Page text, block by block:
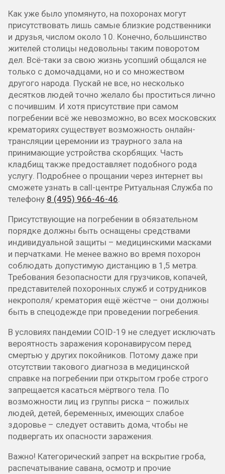
Как уже было упомянуто, на похоронах могут
присутствовать лишь самые близкие родственники
и друзья, числом около 10. Конечно, большинство
жителей столицы недовольны таким поворотом
дел. Всё-таки за свою жизнь усопший общался не
только с домочадцами, но и со множеством
другого народа. Пускай не все, но несколько
десятков людей точно желало бы проститься лично
с почившим. И хотя присутствие при самом
погребении всё же невозможно, во всех московских
крематориях существует возможность онлайн-
трансляции церемонии из траурного зала на
принимающие устройства скорбящих. Часть
кладбищ также предоставляет подобного рода
услугу. Подробнее о прощании через интернет вы
сможете узнать в call-центре Ритуальная Служба по
телефону 8 (495) 966-46-46.
Присутствующие на погребении в обязательном
порядке должны быть оснащены средствами
индивидуальной защиты – медицинскими масками
и перчатками. Не менее важно во время похорон
соблюдать допустимую дистанцию в 1,5 метра.
Требования безопасности для грузчиков, копачей,
представителей похоронных служб и сотрудников
некрополя/ крематория ещё жёстче – они должны
быть в спецодежде при проведении погребения.
В условиях пандемии COID-19 не следует исключать
вероятность заражения коронавирусом перед
смертью у других покойников. Потому даже при
отсутствии такового диагноза в медицинской
справке на погребении при открытом гробе строго
запрещается касаться мёртвого тела. По
возможности лиц из группы риска – пожилых
людей, детей, беременных, имеющих слабое
здоровье – следует оставить дома, чтобы не
подвергать их опасности заражения.
Важно! Категорический запрет на вскрытие гроба,
распечатывание савана, осмотр и прочие